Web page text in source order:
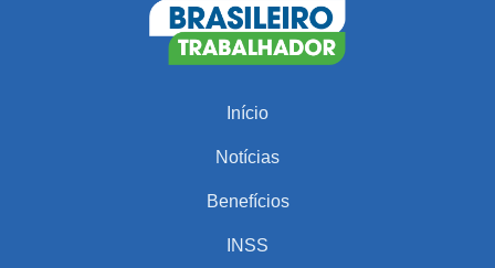
Início
Notícias
Benefícios
INSS